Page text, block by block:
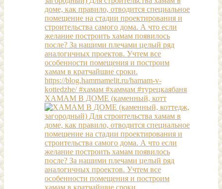
ХАМАМ В ДОМЕ (каменный, котт